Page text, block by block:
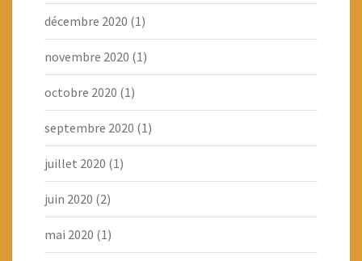
décembre 2020 (1)
novembre 2020 (1)
octobre 2020 (1)
septembre 2020 (1)
juillet 2020 (1)
juin 2020 (2)
mai 2020 (1)